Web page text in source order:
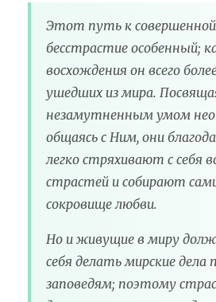
Этот путь к совершенной
бесстрастие особенный;
восхождения он всего
ушедших из мира.
незамутненным умом
общаясь с Ним, они
легко стряхивают с себя
страстей и собирают
сокровище любви.
Но и живущие в миру
себя делать мирские
заповедям; поэтому